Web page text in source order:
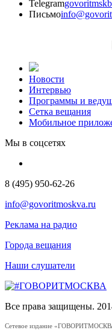
Telegram
Письмо
Новости
Интервью
Программы и
Сетка вещания
Мобильное
Мы в соцсетях
8 (495) 950-62-26
info@govoritmoskva.ru
Реклама на радио
Города вещания
Наши слушатели
Все права защищены.
Сетевое издание